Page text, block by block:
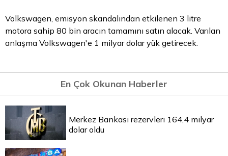
Volkswagen, emisyon skandalından etkilenen 3 litre
motora sahip 80 bin aracın tamamını satın alacak. Varılan
anlaşma Volkswagen'e 1 milyardolaryük getirecek.
En Çok Okunan Haberler
Merkez Bankası rezervleri 164,4 milyar
dolar oldu